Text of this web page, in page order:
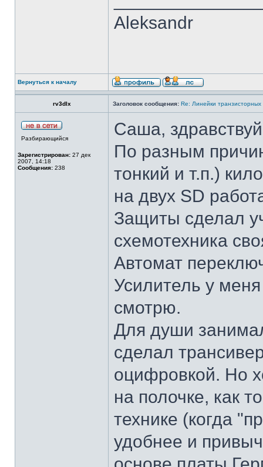
Aleksandr
Вернуться к началу
rv3dlx Заголовок сообщения: Re: Линейки
Разбирающийся
Зарегистрирован: 27 дек
2007, 14:18
Сообщения: 238
Саша,
По разным
тонкий и т.п.)
на двух SD
Защиты сделал
схемотехника
Автомат
Усилитель у
смотрю.
Для души
сделал
оцифровкой. Но
на полочке, как
технике (когда
удобнее и